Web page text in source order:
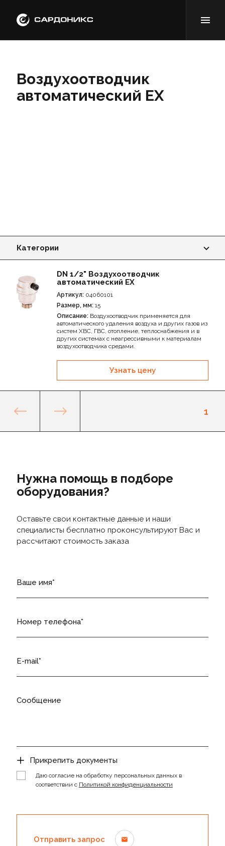
Воздухоотводчик
автоматический EX
Категории
Фильтры EX В-В
Клапан обратный EX В-В
Редуктор давления EX
Воздухоотводчик автоматический EX
DN 1/2" Воздухоотводчик
автоматический EX
Артикул: 04060101
Размер, мм: 15
Описание: Воздухоотводчик применяется для
автоматического удаления воздуха и других газов из
систем ХВС, ГВС, отопление, теплоснабжения и в
других системах с неагрессивными к материалам
воздухоотводчика средами.
Узнать цену
1
Нужна помощь в подборе
оборудования?
Оставьте свои контактные данные и наши
специалисты бесплатно проконсультируют Вас и
рассчитают стоимость заказа
Ваше имя
Номер телефона
E-mail
Сообщение
Прикрепить документы
Даю согласие на обработку персональных данных в
соответствии с Политикой конфиденциальности
Отправить запрос